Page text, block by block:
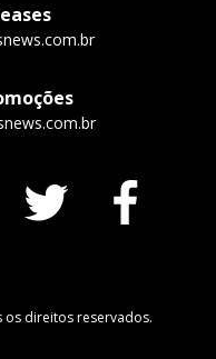
os direitos reservados.